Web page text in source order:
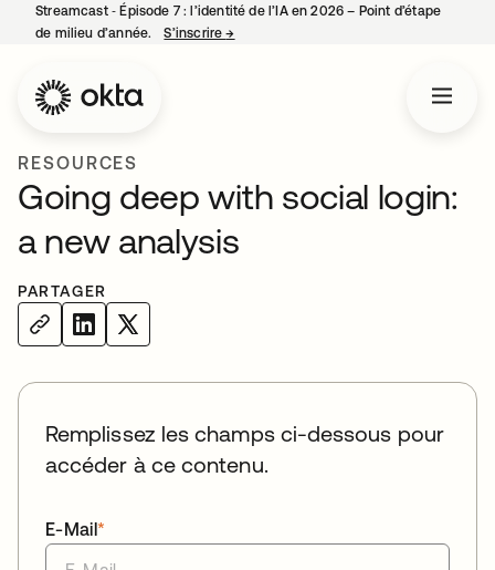
Streamcast ‑ Épisode 7 : l’identité de l’IA en 2026 – Point d’étape
de milieu d’année.
S’inscrire→
RESOURCES
Going deep with social login:
a new analysis
PARTAGER
Remplissez les champs ci-dessous pour
accéder à ce contenu.
*
E-Mail